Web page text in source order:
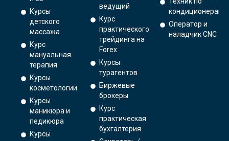
Курсы
детского
массажа
Курс
мануальная
терапия
Курсы
косметологии
Курсы
маникюра и
педикюра
Курсы
ведущий
Курс
практического
трейдинга на
Forex
Курсы
турагентов
Биржевые
брокеры
Курс
практическая
бухгалтерия
кондиционерам
Оператор и
наладчик CNC